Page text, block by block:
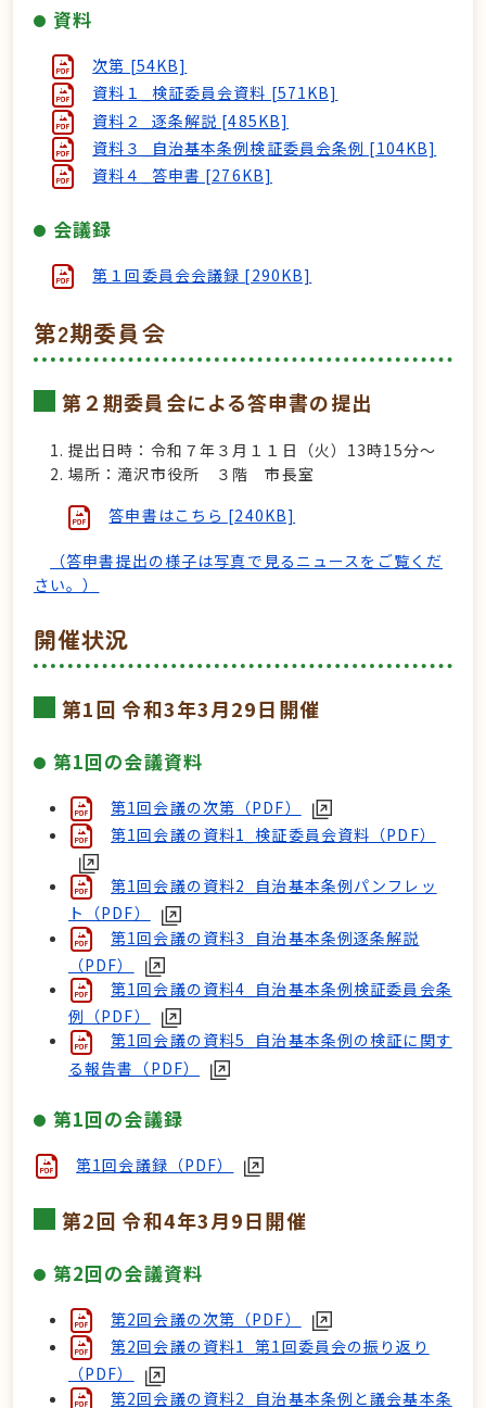
資料
次第 [54KB]
資料１_検証委員会資料 [571KB]
資料２_逐条解説 [485KB]
資料３_自治基本条例検証委員会条例 [104KB]
資料４_答申書 [276KB]
会議録
第１回委員会会議録 [290KB]
第2期委員会
第２期委員会による答申書の提出
提出日時：令和７年３月１１日（火）13時15分〜
場所：滝沢市役所 ３階 市長室
答申書はこちら [240KB]
（答申書提出の様子は写真で見るニュースをご覧くだ
さい。）
開催状況
第1回 令和3年3月29日開催
第1回の会議資料
第1回会議の次第（PDF）
第1回会議の資料1_検証委員会資料（PDF）
第1回会議の資料2_自治基本条例パンフレッ
ト（PDF）
第1回会議の資料3_自治基本条例逐条解説
（PDF）
第1回会議の資料4_自治基本条例検証委員会条
例（PDF）
第1回会議の資料5_自治基本条例の検証に関す
る報告書（PDF）
第1回の会議録
第1回会議録（PDF）
第2回 令和4年3月9日開催
第2回の会議資料
第2回会議の次第（PDF）
第2回会議の資料1_第1回委員会の振り返り
（PDF）
第2回会議の資料2_自治基本条例と議会基本条